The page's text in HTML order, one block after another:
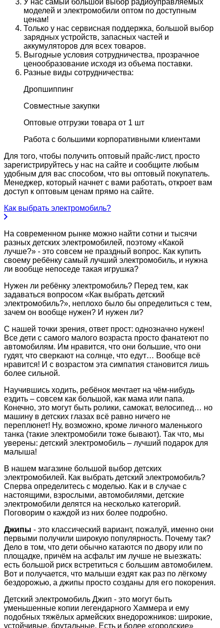
моделей и электромобили оптом по доступным
ценам!
Только у нас сервисная поддержка, большой выбор
зарядных устройств, запасных частей и
аккумуляторов для всех товаров.
Выгодные условия сотрудничества, прозрачное
ценообразование исходя из объема поставки.
Разные виды сотрудничества:
Дропшиппинг
Совместные закупки
Оптовые отгрузки товара от 1 шт
Работа с большими корпоративными клиентами
Для того, чтобы получить оптовый прайс-лист, просто
зарегистрируйтесь у нас на сайте и сообщите любым
удобным для вас способом, что вы оптовый покупатель.
Менеджер, который начнет с вами работать, откроет вам
доступ к оптовым ценам прямо на сайте.
Как выбрать электромобиль?
На современном рынке можно найти сотни и тысячи
разных детских электромобилей, поэтому «Какой
лучше?» - это совсем не праздный вопрос. Как купить
своему ребёнку самый лучший электромобиль, и нужна
ли вообще непоседе такая игрушка?
Нужен ли ребёнку электромобиль? Перед тем, как
задаваться вопросом «Как выбрать детский
электромобиль?», неплохо было бы определиться с тем,
зачем он вообще нужен? И нужен ли?
С нашей точки зрения, ответ прост: однозначно нужен!
Все дети с самого малого возраста просто фанатеют по
автомобилям. Им нравится, что они большие, что они
гудят, что сверкают на солнце, что едут… Вообще всё
нравится! И с возрастом эта симпатия становится лишь
более сильной.
Научившись ходить, ребёнок мечтает на чём-нибудь
ездить – совсем как большой, как мама или папа.
Конечно, это могут быть ролики, самокат, велосипед… но
машину в детских глазах всё равно ничего не
переплюнет! Ну, возможно, кроме личного маленького
танка (такие электромобили тоже бывают). Так что, мы
уверены: детский электромобиль – лучший подарок для
малыша!
В нашем магазине большой выбор детских
электромобилей. Как выбрать детский электромобиль?
Сперва определитесь с моделью. Как и в случае с
настоящими, взрослыми, автомобилями, детские
электромобили делятся на несколько категорий.
Поговорим о каждой из них более подробно.
Джипы - это классический вариант, пожалуй, именно они
первыми получили широкую популярность. Почему так?
Дело в том, что дети обычно катаются по двору или по
площадке, причём на асфальт им лучше не выезжать:
есть большой риск встретиться с большим автомобилем.
Вот и получается, что малыши ездят как раз по лёгкому
бездорожью, а джипы просто созданы для его покорения.
Детский электромобиль Джип - это могут быть
уменьшенные копии легендарного Хаммера и ему
подобных тяжёлых армейских внедорожников: широкие,
устойчивые, брутальные. Есть и более «городские»